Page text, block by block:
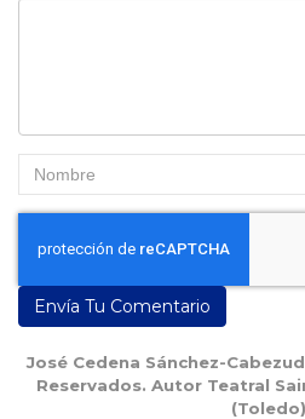
Envía Tu Comentario
José Cedena Sánchez-
Reservados. Autor Teatral